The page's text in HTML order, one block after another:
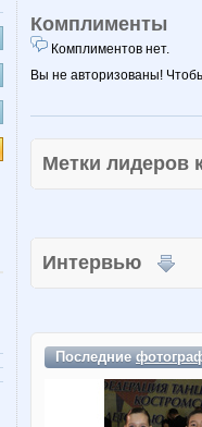
Комплименты
Комплиментов нет.
Вы не авторизованы!
Метки
Интервью
Последние